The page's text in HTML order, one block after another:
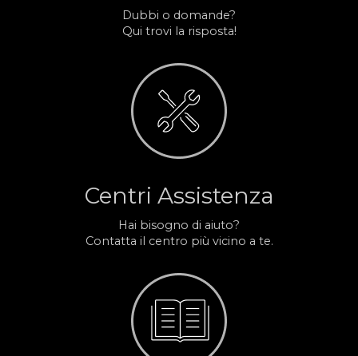
Dubbi o domande?
Qui trovi la risposta!
Centri Assistenza
Hai bisogno di aiuto?
Contatta il centro più vicino a te.